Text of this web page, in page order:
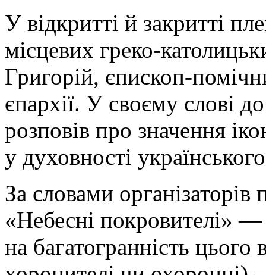
У відкритті й закритті
місцевих греко-
Григорій, єпископ-
єпархії. У своєму слові
розповів про значення
у духовності
За словами
«Небесні покровителі» —
на багатогранність